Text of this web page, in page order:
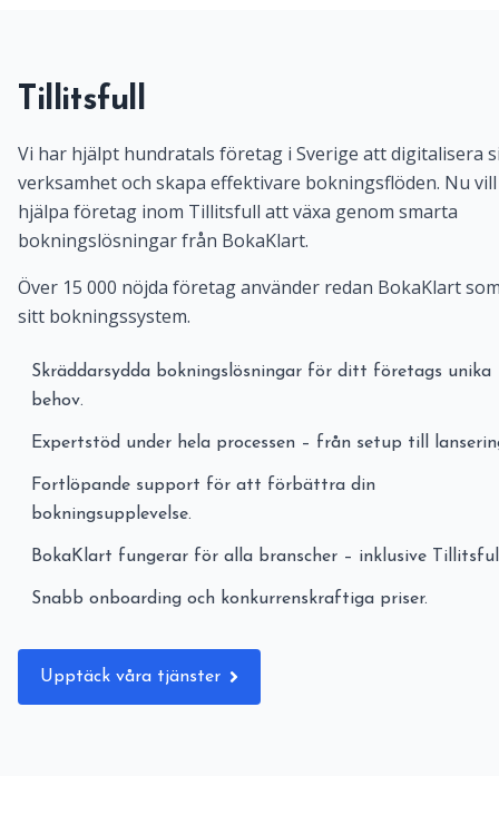
Tillitsfull
Vi har hjälpt hundratals företag i Sverige att digitalisera
verksamhet och skapa effektivare bokningsflöden. Nu
hjälpa företag inom Tillitsfull att växa genom smarta
bokningslösningar från BokaKlart.
Över 15 000 nöjda företag använder redan BokaKlart
sitt bokningssystem.
Skräddarsydda bokningslösningar för ditt företags unika
behov.
Expertstöd under hela processen – från setup till
Fortlöpande support för att förbättra din
bokningsupplevelse.
BokaKlart fungerar för alla branscher – inklusive
Snabb onboarding och konkurrenskraftiga priser.
Upptäck våra tjänster